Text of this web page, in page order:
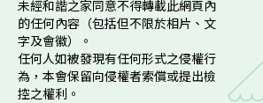
未經和諧之家同意不得轉載此網頁內
的任何內容（包括但不限於相片、文
字及會徽）。
任何人如被發現有任何形式之侵權行
為，本會保留向侵權者索償或提出檢
控之權利。